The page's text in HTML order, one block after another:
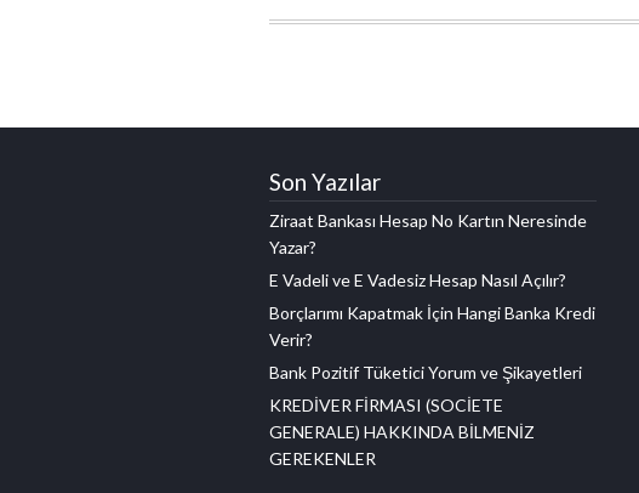
Son Yazılar
Ziraat Bankası Hesap No Kartın Neresinde
Yazar?
E Vadeli ve E Vadesiz Hesap Nasıl Açılır?
Borçlarımı Kapatmak İçin Hangi Banka Kredi
Verir?
Bank Pozitif Tüketici Yorum ve Şikayetleri
KREDİVER FİRMASI (SOCİETE
GENERALE) HAKKINDA BİLMENİZ
GEREKENLER